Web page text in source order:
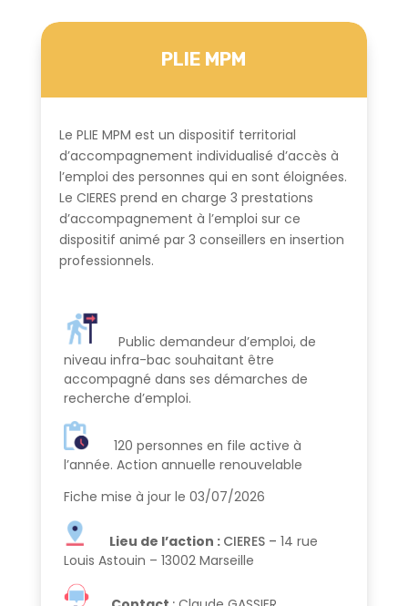
PLIE MPM
Le PLIE MPM est un dispositif territorial
d’accompagnement individualisé d’accès à
l’emploi des personnes qui en sont éloignées.
Le CIERES prend en charge 3 prestations
d’accompagnement à l’emploi sur ce
dispositif animé par 3 conseillers en insertion
professionnels.
Public demandeur d’emploi, de
niveau infra-bac souhaitant être
accompagné dans ses démarches de
recherche d’emploi.
120 personnes en file active à
l’année. Action annuelle renouvelable
Fiche mise à jour le 03/07/2026
Lieu de l’action : CIERES – 14 rue
Louis Astouin – 13002 Marseille